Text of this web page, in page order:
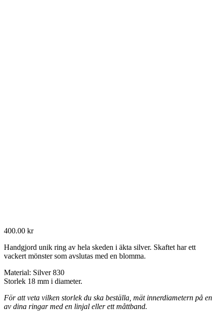
400.00 kr
Handgjord unik ring av hela skeden i äkta silver. Skaftet har ett
vackert mönster som avslutas med en blomma.
Material: Silver 830
Storlek 18 mm i diameter.
För att veta vilken storlek du ska beställa, mät innerdiametern på en
av dina ringar med en linjal eller ett måttband.